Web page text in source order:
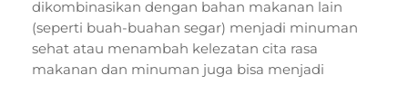
dikombinasikan dengan bahan makanan lain
(seperti buah-buahan segar) menjadi minuman
sehat atau menambah kelezatan cita rasa
makanan dan minuman juga bisa menjadi